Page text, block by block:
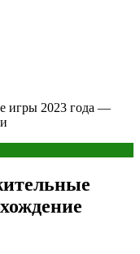
игры 2023 года —